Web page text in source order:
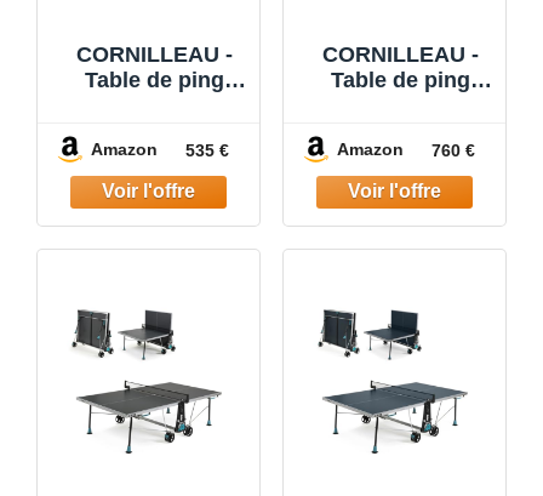
CORNILLEAU -
Table de ping
Loisir de Jardin -
Agrément FFTT -
Bleu
Amazon 535 €
CORNILLEAU -
Table de ping
Loisir de Jardin -
Agrément FFTT -
Panneau Bleu
5mm
Amazon 760 €